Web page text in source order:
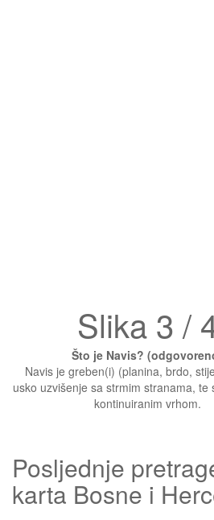
Slika 3 /
Što je Navis?
Navis je greben(i) (planina, brdo,
usko uzvišenje sa strmim stranama, te
kontinuiranim vrhom.
Posljednje
karta Bosne i